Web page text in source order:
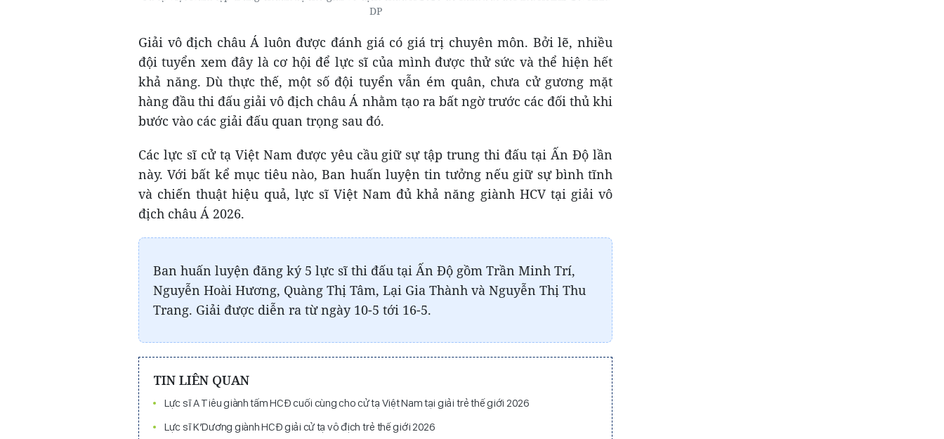
DP
Giải vô địch châu Á luôn được đánh giá có giá trị chuyên môn. Bởi lẽ, nhiều
đội tuyển xem đây là cơ hội để lực sĩ của mình được thử sức và thể hiện hết
khả năng. Dù thực thế, một số đội tuyển vẫn ém quân, chưa cử gương mặt
hàng đầu thi đấu giải vô địch châu Á nhằm tạo ra bất ngờ trước các đối thủ khi
bước vào các giải đấu quan trọng sau đó.
Các lực sĩ cử tạ Việt Nam được yêu cầu giữ sự tập trung thi đấu tại Ấn Độ lần
này. Với bất kể mục tiêu nào, Ban huấn luyện tin tưởng nếu giữ sự bình tĩnh
và chiến thuật hiệu quả, lực sĩ Việt Nam đủ khả năng giành HCV tại giải vô
địch châu Á 2026.
Ban huấn luyện đăng ký 5 lực sĩ thi đấu tại Ấn Độ gồm Trần Minh Trí,
Nguyễn Hoài Hương, Quàng Thị Tâm, Lại Gia Thành và Nguyễn Thị Thu
Trang. Giải được diễn ra từ ngày 10-5 tới 16-5.
TIN LIÊN QUAN
Lực sĩ A Tiêu giành tấm HCĐ cuối cùng cho cử tạ Việt Nam tại giải trẻ thế giới 2026
Lực sĩ K’Dương giành HCĐ giải cử tạ vô địch trẻ thế giới 2026